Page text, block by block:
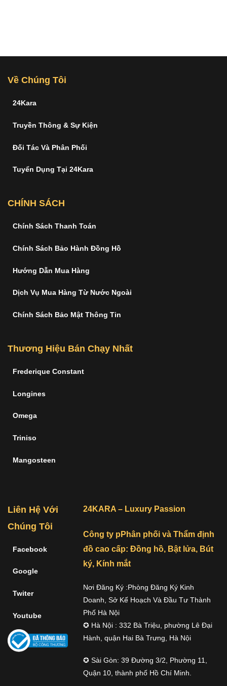
Về Chúng Tôi
24Kara
Truyền Thông & Sự Kiện
Đối Tác Và Phân Phối
Tuyển Dụng Tại 24Kara
CHÍNH SÁCH
Chính Sách Thanh Toán
Chính Sách Bảo Hành Đồng Hồ
Hướng Dẫn Mua Hàng
Dịch Vụ Mua Hàng Từ Nước Ngoài
Chính Sách Bảo Mật Thông Tin
Thương Hiệu Bán Chạy Nhất
Frederique Constant
Longines
Omega
Triniso
Mangosteen
Liên Hệ Với
Chúng Tôi
Facebook
Google
Twiter
Youtube
24KARA – Luxury Passion
Công ty pPhân phối và Thẩm định
đồ cao cấp: Đồng hồ, Bật lửa, Bút
ký, Kính mắt
Nơi Đăng Ký :Phòng Đăng Ký Kinh
Doanh, Sở Kế Hoạch Và Đầu Tư Thành
Phố Hà Nội
✪ Hà Nội : 332 Bà Triệu, phường Lê Đại
Hành, quận Hai Bà Trưng, Hà Nội
✪ Sài Gòn: 39 Đường 3/2, Phường 11,
Quận 10, thành phố Hồ Chí Minh.